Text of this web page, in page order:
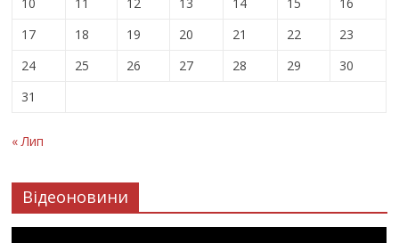
17
18 19 20 21 22
23
24
25 26 27 28 29
30
31
« Лип
Відеоновини